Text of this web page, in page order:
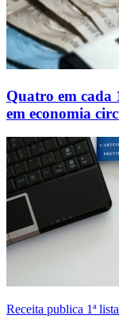
Quatro em
em economia
Receita publica 1ª